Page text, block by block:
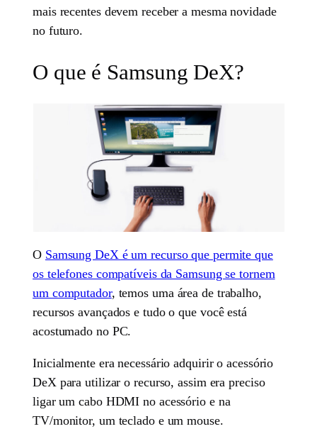
mais recentes devem receber a mesma novidade
no futuro.
O que é Samsung DeX?
O Samsung DeX é um recurso que permite que
os telefones compatíveis da Samsung se tornem
um computador, temos uma área de trabalho,
recursos avançados e tudo o que você está
acostumado no PC.
Inicialmente era necessário adquirir o acessório
DeX para utilizar o recurso, assim era preciso
ligar um cabo HDMI no acessório e na
TV/monitor, um teclado e um mouse.